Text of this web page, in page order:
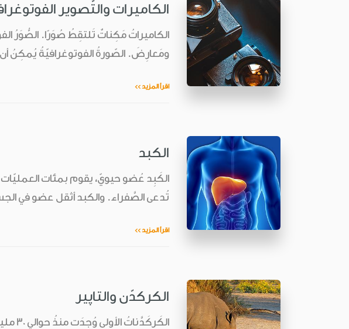
الكاميرات والتَّصوير
الكاميراتُ مَكِناتٌ تَلتقِطُ صُوَرًا. الصُّوَرُ
ومَعارِضَ. الصّورةُ الفوتوغرافيّةُ يُمكِنُ
اقرأ المزيد >>
الكبد
الكَبِد عُضو حيويّ، يقوم بمئات
تُدعى الصَّفراء. والكبد أثقل عضو في الجسم،
اقرأ المزيد >>
الكركدّن والتاپير